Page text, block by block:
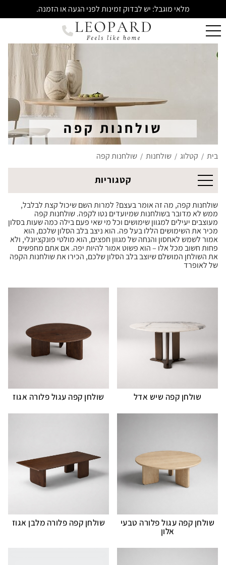
מלאי מוגבל: יש לבדוק זמינות לפני הגעה או הזמנה.
שולחנות קפה
בית / קטלוג / שולחנות / שולחנות קפה
קטגוריות
שולחנות קפה, מה זה אומר בעצם? למרות השם שיכול קצת לבלבל,
ממש לא מדובר בשולחנות שמיועדים נטו לקפה. שולחנות קפה
מעוצבים יעילים למגוון שימושים וכל מי שאי פעם בילה כמה שעות בסלון
מכיר את השימושים הללו בעל פה. הוא ניצב בלב הסלון שלכם, הוא
אמור לשמש לאחסון והנחה של מגוון חפצים, הוא מולטי פונקציונלי, ולא
פחות חשוב מכל אלו – הוא פשוט אמור להיות יפה. אם אתם מחפשים
את השולחן המושלם שיוצב בלב הסלון שלכם, הכירו את שולחנות הקפה
של לאופרד
שולחן קפה שיש אדל שולחן קפה עגול פלורה אגוז
שולחן קפה עגול פלורה טבעי
אלון
שולחן קפה פלורה מלבן אגוז